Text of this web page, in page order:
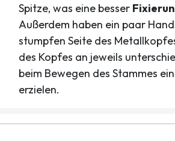
Spitze, was eine besser
Außerdem haben ein paar
stumpfen Seite des
des Kopfes an jeweils
beim Bewegen des Stammes
erzielen.